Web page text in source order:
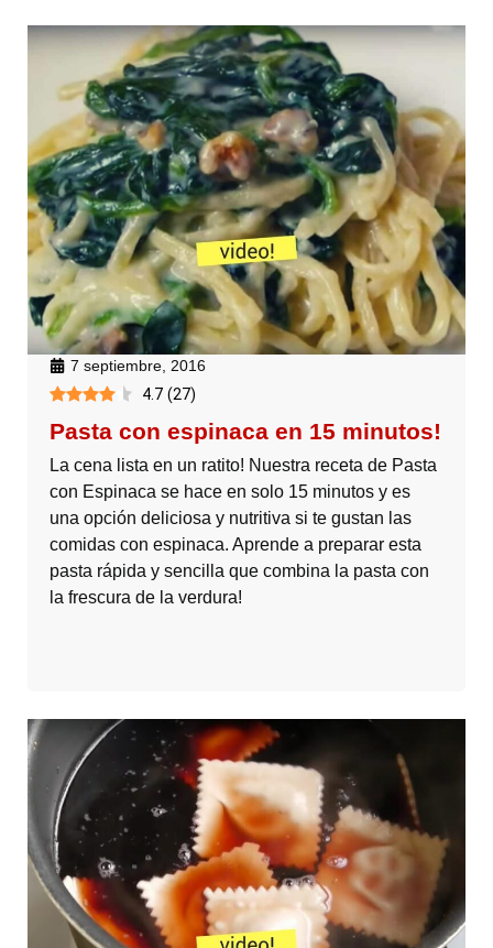
7 septiembre, 2016
4.7 (27)
Pasta con espinaca en 15 minutos!
La cena lista en un ratito! Nuestra receta de Pasta
con Espinaca se hace en solo 15 minutos y es
una opción deliciosa y nutritiva si te gustan las
comidas con espinaca. Aprende a preparar esta
pasta rápida y sencilla que combina la pasta con
la frescura de la verdura!